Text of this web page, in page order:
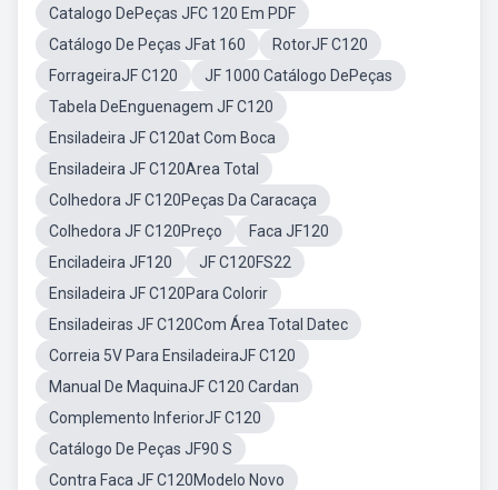
Catalogo DePeças JFC 120 Em PDF
Catálogo De Peças JFat 160
RotorJF C120
ForrageiraJF C120
JF 1000 Catálogo DePeças
Tabela DeEnguenagem JF C120
Ensiladeira JF C120at Com Boca
Ensiladeira JF C120Area Total
Colhedora JF C120Peças Da Caracaça
Colhedora JF C120Preço
Faca JF120
Enciladeira JF120
JF C120FS22
Ensiladeira JF C120Para Colorir
Ensiladeiras JF C120Com Área Total Datec
Correia 5V Para EnsiladeiraJF C120
Manual De MaquinaJF C120 Cardan
Complemento InferiorJF C120
Catálogo De Peças JF90 S
Contra Faca JF C120Modelo Novo